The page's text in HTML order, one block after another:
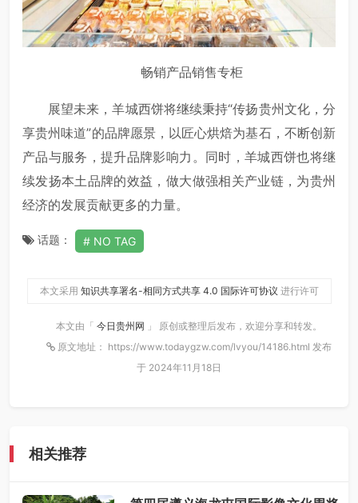
畅销产品销售专柜
展望未来，羊城西饼将继续秉持“传扬贵州文化，分
享贵州味道”的品牌愿景，以匠心烘焙为基石，不断创新
产品与服务，提升品牌影响力。同时，羊城西饼也将继
续发扬本土品牌的效益，做大做强相关产业链，为贵州
经济的发展贡献更多的力量。
话题： NO TAG
本文采用 知识共享署名-相同方式共享 4.0 国际许可协议 进行许可
本文由「 今日贵州网 」 原创或整理后发布，欢迎分享和转发。
原文地址： https://www.todaygzw.com/lvyou/14186.html 发布
于 2024年11月18日
相关推荐